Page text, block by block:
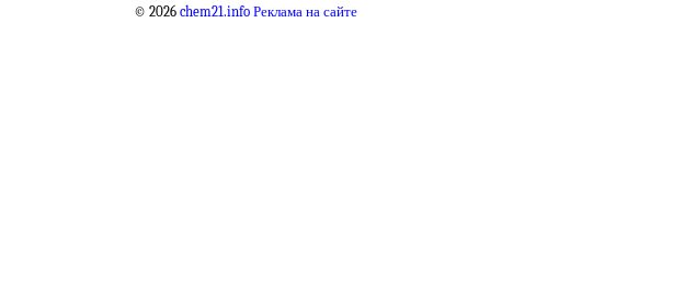
© 2026 chem21.info Реклама на сайте